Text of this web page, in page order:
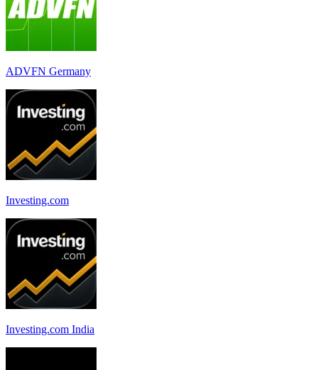
ADVFN Germany
Investing.com
Investing.com India